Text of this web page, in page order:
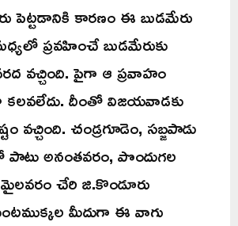
పెట్టడానికి కారణం ఈ బుడమేరు
ప్రవహించే బుడమేరుకు
వచ్చింది. పైగా ఆ ప్రవాహం
కలవలేదు. దీంతో విజయవాడకు
వచ్చింది. చండ్రగూడెం, సబ్జపాడు
అనంతవరం, పొందుగల
చేరి జి.కొండూరు
మీదుగా ఈ వాగు